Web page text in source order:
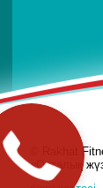
© Rakhat
«Орталық
Закажите
звонок